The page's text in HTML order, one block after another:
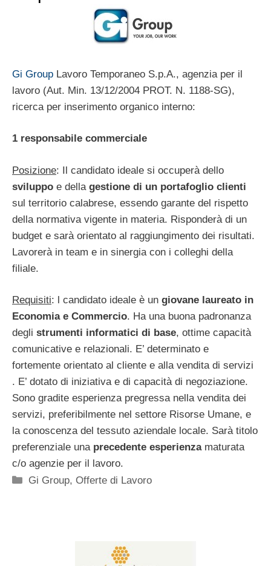
Gi Group Lavoro Temporaneo S.p.A., agenzia per il
lavoro (Aut. Min. 13/12/2004 PROT. N. 1188-SG),
ricerca per inserimento organico interno:
1 responsabile commerciale
Posizione: Il candidato ideale si occuperà dello
sviluppo e della gestione di un portafoglio clienti
sul territorio calabrese, essendo garante del rispetto
della normativa vigente in materia. Risponderà di un
budget e sarà orientato al raggiungimento dei risultati.
Lavorerà in team e in sinergia con i colleghi della
filiale.
Requisiti: l candidato ideale è un giovane laureato in
Economia e Commercio. Ha una buona padronanza
degli strumenti informatici di base, ottime capacità
comunicative e relazionali. E’ determinato e
fortemente orientato al cliente e alla vendita di servizi
. E’ dotato di iniziativa e di capacità di negoziazione.
Sono gradite esperienza pregressa nella vendita dei
servizi, preferibilmente nel settore Risorse Umane, e
la conoscenza del tessuto aziendale locale. Sarà titolo
preferenziale una precedente esperienzamaturata
c/o agenzie per il lavoro.
Categorie
Gi Group,Offerte di Lavoro